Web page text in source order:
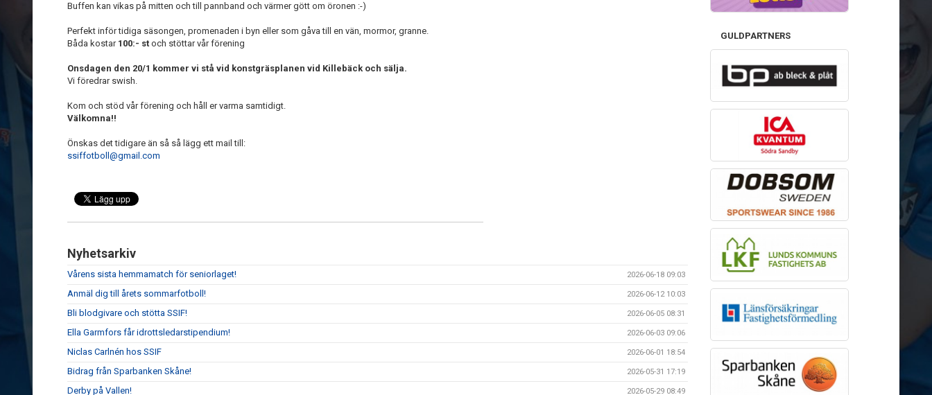
Buffen kan vikas på mitten och till pannband och värmer gött om öronen :-)
Perfekt inför tidiga säsongen, promenaden i byn eller som gåva till en vän, mormor, granne.
Båda kostar 100:- st och stöttar vår förening
Onsdagen den 20/1 kommer vi stå vid konstgräsplanen vid Killebäck och sälja.
Vi föredrar swish.
Kom och stöd vår förening och håll er varma samtidigt.
Välkomna!!
Önskas det tidigare än så så lägg ett mail till:
ssiffotboll@gmail.com
Nyhetsarkiv
Vårens sista hemmamatch för seniorlaget! 2026-06-18 09:03
Anmäl dig till årets sommarfotboll! 2026-06-12 10:03
Bli blodgivare och stötta SSIF! 2026-06-05 08:31
Ella Garmfors får idrottsledarstipendium! 2026-06-03 09:06
Niclas Carlnén hos SSIF 2026-06-01 18:54
Bidrag från Sparbanken Skåne! 2026-05-31 17:19
Derby på Vallen! 2026-05-29 08:49
GULDPARTNERS